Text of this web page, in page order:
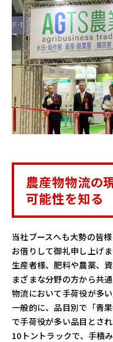
農産物物流の
可能性を知る
当社ブースへも大勢の皆
お借りして御礼申し上げま
生産者様、肥料や農薬、
まざまな分野の方から共
物流において手荷役が多
一般的に、品目別で「青
で手荷役が多い品目とされ
10トントラックで、手積